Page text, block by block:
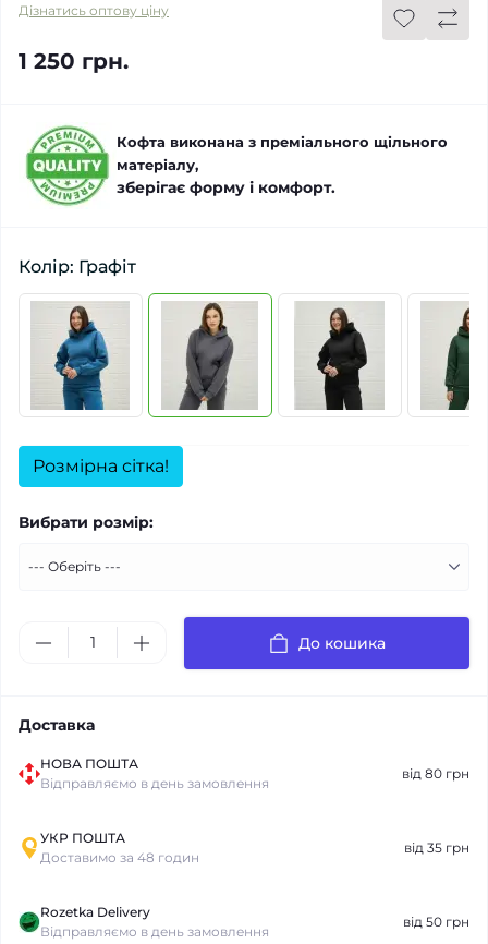
Дізнатись оптову ціну
1 250 грн.
Кофта виконана з преміального щільного
матеріалу,
зберігає форму і комфорт.
Колір: Графіт
Розмірна сітка!
Вибрати розмір:
До кошика
Доставка
НОВА ПОШТА
Відправляємо в день замовлення
від 80 грн
УКР ПОШТА
Доставимо за 48 годин
від 35 грн
Rozetka Delivery
Відправляємо в день замовлення
від 50 грн